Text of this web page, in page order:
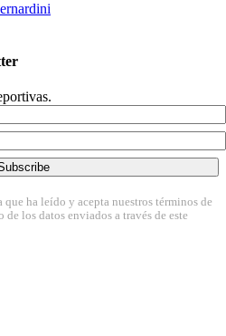
ha leído y acepta nuestros términos de
los datos enviados a través de este